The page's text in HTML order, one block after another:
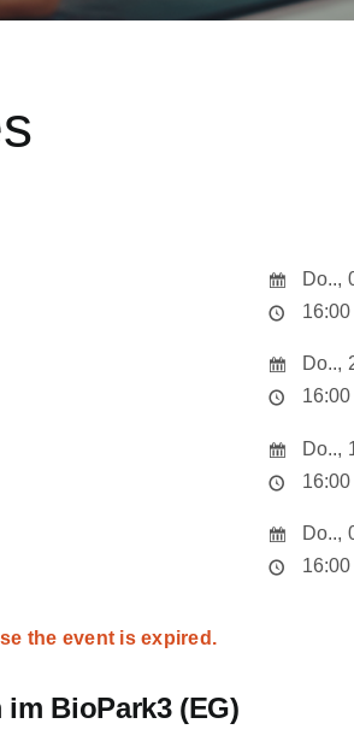
Do..,
Do..,
Do..,
Do..,
the event is expired.
BioPark3 (EG)